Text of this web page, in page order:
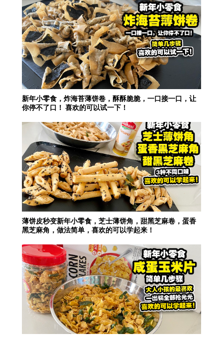
新年小零食，炸海苔薄饼卷，酥酥脆脆，一口接一口，让
你停不了口！ 喜欢的可以试一下！
薄饼皮秒变新年小零食，芝士薄饼角，甜黑芝麻卷，蛋香
黑芝麻角，做法简单，喜欢的可以学起来！